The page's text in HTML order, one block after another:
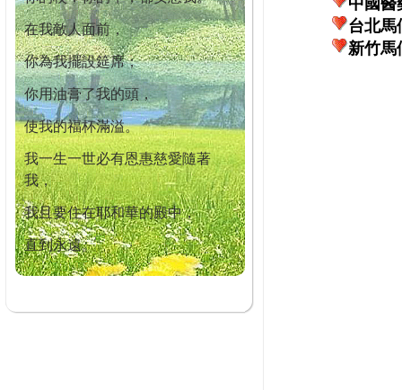
在我敵人面前，
你為我擺設筵席；
你用油膏了我的頭，
使我的福杯滿溢。
我一生一世必有恩惠慈愛隨著
我，
我且要住在耶和華的殿中，
直到永遠。
中國醫
台北馬
新竹馬